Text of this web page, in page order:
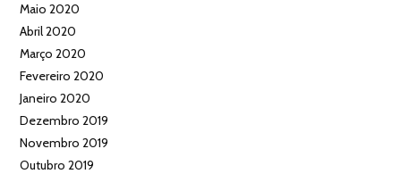
Maio 2020
Abril 2020
Março 2020
Fevereiro 2020
Janeiro 2020
Dezembro 2019
Novembro 2019
Outubro 2019